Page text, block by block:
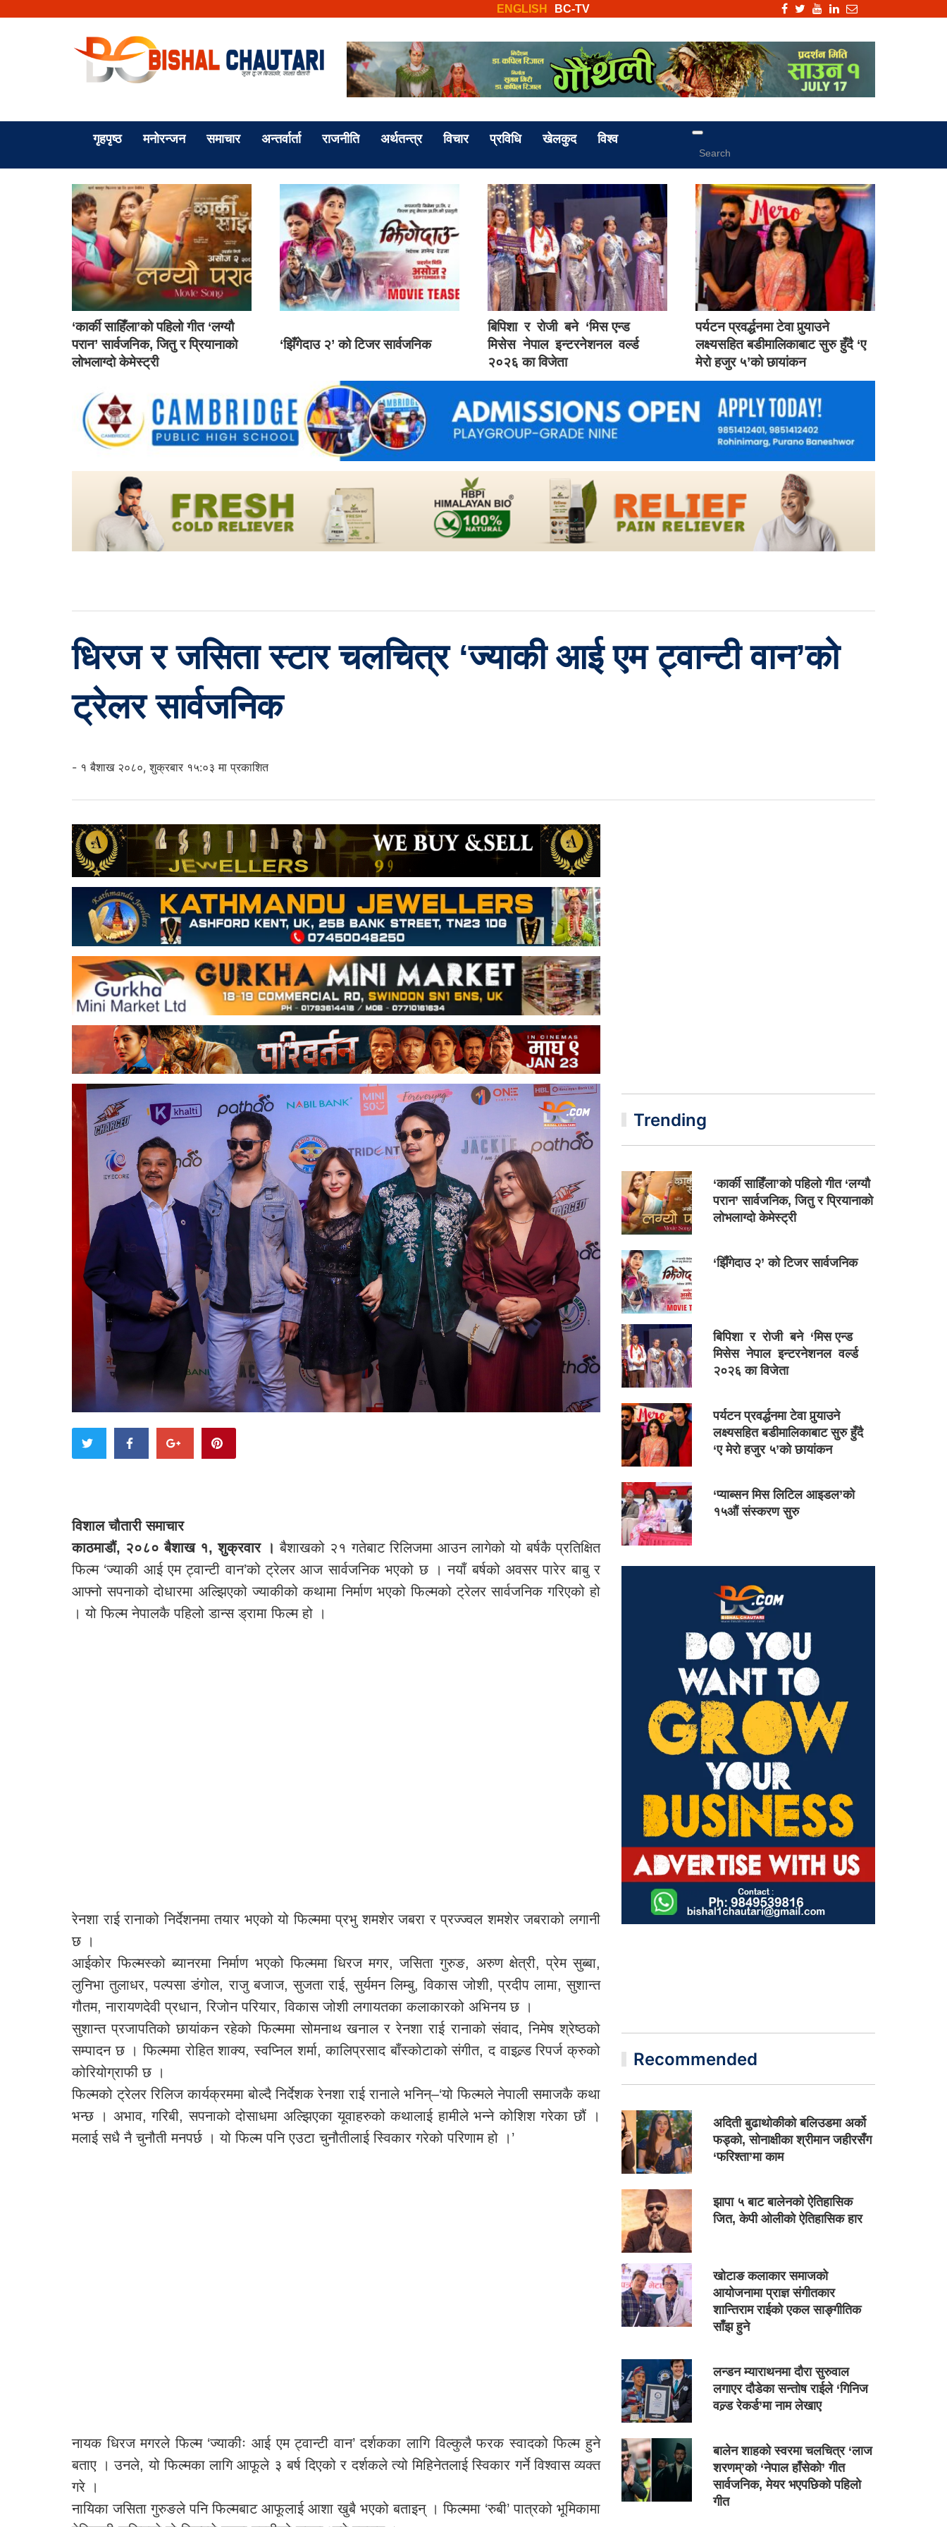
BC-TV
ENGLISH
गृहपृष्ठ मनोरन्जन समाचार अन्तर्वार्ता राजनीति अर्थतन्त्र विचार प्रविधि खेलकुद विश्व
‘कार्की साहिँला’को पहिलो गीत ‘लग्यौ
परान’ सार्वजनिक, जितु र प्रियानाको
लोभलाग्दो केमेस्ट्री
‘झिँगेदाउ २’ को टिजर सार्वजनिक
बिपिशा र रोजी बने ‘मिस एन्ड
मिसेस नेपाल इन्टरनेशनल वर्ल्ड
२०२६ का विजेता
पर्यटन प्रवर्द्धनमा टेवा पुर्‍याउने
लक्ष्यसहित बडीमालिकाबाट सुरु हुँदै ‘ए
मेरो हजुर ५’को छायांकन
धिरज र जसिता स्टार चलचित्र ‘ज्याकी आई एम ट्वान्टी वान’को
ट्रेलर सार्वजनिक
- १ बैशाख २०८०, शुक्रबार १५:०३ मा प्रकाशित
विशाल चौतारी समाचार
काठमाडौं, २०८० बैशाख १, शुक्रवार ।बैशाखको २१ गतेबाट रिलिजमा आउन लागेको यो बर्षकै प्रतिक्षित
फिल्म ‘ज्याकी आई एम ट्वान्टी वान’को ट्रेलर आज सार्वजनिक भएको छ । नयाँ बर्षको अवसर पारेर बाबु र
आफ्नो सपनाको दोधारमा अल्झिएको ज्याकीको कथामा निर्माण भएको फिल्मको ट्रेलर सार्वजनिक गरिएको हो
। यो फिल्म नेपालकै पहिलो डान्स ड्रामा फिल्म हो ।
रेनशा राई रानाको निर्देशनमा तयार भएको यो फिल्ममा प्रभु शमशेर जबरा र प्रज्ज्वल शमशेर जबराको लगानी
छ ।
आईकोर फिल्मस्को ब्यानरमा निर्माण भएको फिल्ममा धिरज मगर, जसिता गुरुङ, अरुण क्षेत्री, प्रेम सुब्बा,
लुनिभा तुलाधर, पल्पसा डंगोल, राजु बजाज, सुजता राई, सुर्यमन लिम्बु, विकास जोशी, प्रदीप लामा, सुशान्त
गौतम, नारायणदेवी प्रधान, रिजोन परियार, विकास जोशी लगायतका कलाकारको अभिनय छ ।
सुशान्त प्रजापतिको छायांकन रहेको फिल्ममा सोमनाथ खनाल र रेनशा राई रानाको संवाद, निमेष श्रेष्ठको
सम्पादन छ । फिल्ममा रोहित शाक्य, स्वप्निल शर्मा, कालिप्रसाद बाँस्कोटाको संगीत, द वाइल्र्ड रिपर्ज क्रुको
कोरियोग्राफी छ ।
फिल्मको ट्रेलर रिलिज कार्यक्रममा बोल्दै निर्देशक रेनशा राई रानाले भनिन्–‘यो फिल्मले नेपाली समाजकै कथा
भन्छ । अभाव, गरिबी, सपनाको दोसाधमा अल्झिएका यूवाहरुको कथालाई हामीले भन्ने कोशिश गरेका छौं ।
मलाई सधै नै चुनौती मनपर्छ । यो फिल्म पनि एउटा चुनौतीलाई स्विकार गरेको परिणाम हो ।’
नायक धिरज मगरले फिल्म ‘ज्याकीः आई एम ट्वान्टी वान’ दर्शकका लागि विल्कुलै फरक स्वादको फिल्म हुने
बताए । उनले, यो फिल्मका लागि आफूले ३ बर्ष दिएको र दर्शकले त्यो मिहिनेतलाई स्विकार गर्ने विश्वास व्यक्त
गरे ।
नायिका जसिता गुरुङले पनि फिल्मबाट आफूलाई आशा खुबै भएको बताइन् । फिल्ममा ‘रुबी’ पात्रको भूमिकामा
Trending
‘कार्की साहिँला’को पहिलो गीत ‘लग्यौ
परान’ सार्वजनिक, जितु र प्रियानाको
लोभलाग्दो केमेस्ट्री
‘झिँगेदाउ २’ को टिजर सार्वजनिक
बिपिशा र रोजी बने ‘मिस एन्ड
मिसेस नेपाल इन्टरनेशनल वर्ल्ड
२०२६ का विजेता
पर्यटन प्रवर्द्धनमा टेवा पुर्‍याउने
लक्ष्यसहित बडीमालिकाबाट सुरु हुँदै
‘ए मेरो हजुर ५’को छायांकन
‘प्याब्सन मिस लिटिल आइडल’को
१५औं संस्करण सुरु
Recommended
अदिती बुढाथोकीको बलिउडमा अर्को
फड्को, सोनाक्षीका श्रीमान जहीरसँग
‘फरिश्ता’मा काम
झापा ५ बाट बालेनको ऐतिहासिक
जित, केपी ओलीको ऐतिहासिक हार
खोटाङ कलाकार समाजको
आयोजनामा प्राज्ञ संगीतकार
शान्तिराम राईको एकल साङ्गीतिक
साँझ हुने
लन्डन म्याराथनमा दौरा सुरुवाल
लगाएर दौडेका सन्तोष राईले ‘गिनिज
वल्र्ड रेकर्ड’मा नाम लेखाए
बालेन शाहको स्वरमा चलचित्र ‘लाज
शरणम्’को ‘नेपाल हाँसेको’ गीत
सार्वजनिक, मेयर भएपछिको पहिलो
गीत